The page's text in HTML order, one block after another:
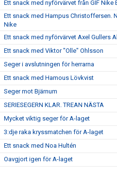
Ett snack med nyförvärvet från GIF Nike
Ett snack med Hampus Christoffersen.
Nike
Ett snack med nyförvärvet Axel Gullers
Ett snack med Viktor "Olle" Ohlsson
Seger i avslutningen för herrarna
Ett snack med Hamous Lövkvist
Seger mot Bjärnum
SERIESEGERN KLAR. TREAN NÄSTA
Mycket viktig seger för A-laget
3:dje raka kryssmatchen för A-laget
Ett snack med Noa Hultén
Oavgjort igen för A-laget